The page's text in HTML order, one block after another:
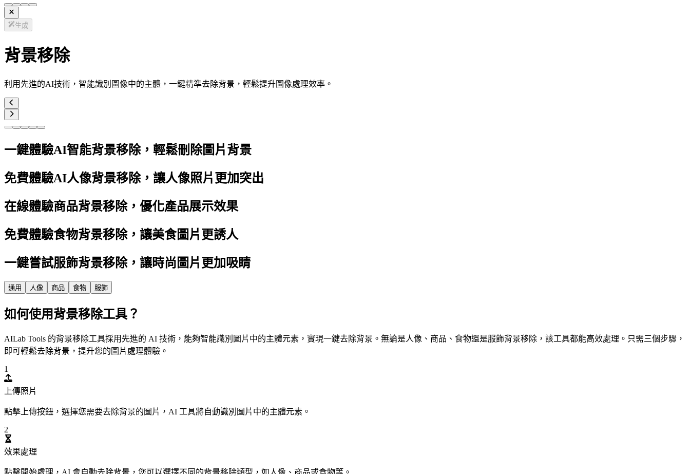
生成
背景移除
利用先進的AI技術，智能識別圖像中的主體，一鍵精準去除背景，輕鬆提升圖像處理效率。
一鍵體驗AI智能背景移除，輕鬆刪除圖片背景
免費體驗AI人像背景移除，讓人像照片更加突出
在線體驗商品背景移除，優化產品展示效果
免費體驗食物背景移除，讓美食圖片更誘人
一鍵嘗試服飾背景移除，讓時尚圖片更加吸睛
通用 人像 商品 食物 服飾
如何使用背景移除工具？
AILab Tools 的背景移除工具採用先進的 AI 技術，能夠智能識別圖片中的主體元素，實現一鍵去除背景。無論是人像、商品、食物還是服飾背景移除，該工具都能高效處理。只需三個步驟，
即可輕鬆去除背景，提升您的圖片處理體驗。
1
上傳照片
點擊上傳按鈕，選擇您需要去除背景的圖片，AI 工具將自動識別圖片中的主體元素。
2
效果處理